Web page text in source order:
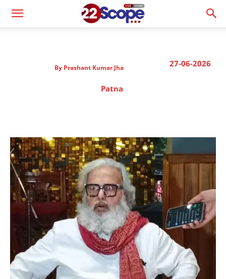
27-06-2026
By Prashant Kumar Jha
Patna